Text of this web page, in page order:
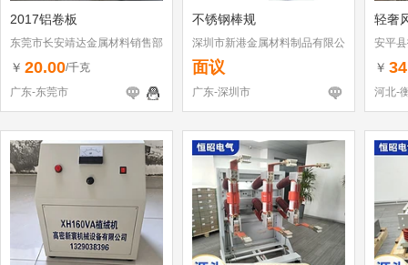
2017铝卷板
东莞市长安靖达金属材料销售部
￥ 20.00/千克
广东-东莞市
不锈钢棒规
深圳市新港金属材料制品有限公
司
面议
广东-深圳市
轻奢
安平
￥
河北-